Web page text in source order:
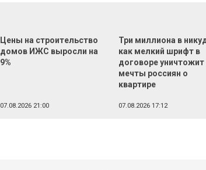
Цены на строительство
домов ИЖС выросли на
9%
07.08.2026 21:00
Три миллиона в
как мелкий шрифт в
договоре уничтожит
мечты россиян о
квартире
07.08.2026 17:12